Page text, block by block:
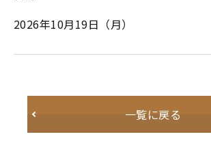
2026年10月19日 （月）
一覧に戻る